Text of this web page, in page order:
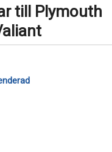
till Plymouth